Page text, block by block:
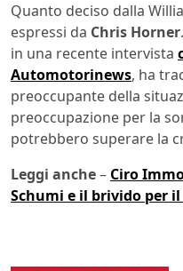
Quanto deciso dalla
espressi da Chris Horner
in una recente intervista
Automotorinews, ha
preoccupante della
preoccupazione per la
potrebbero superare la
Leggi anche– Ciro
Schumi e il brivido per il